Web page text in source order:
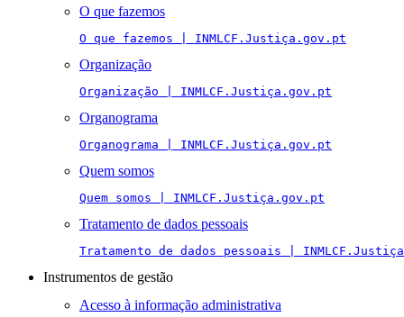
O que fazemos
O que fazemos | INMLCF.Justiça.gov.pt
Organização
Organização | INMLCF.Justiça.gov.pt
Organograma
Organograma | INMLCF.Justiça.gov.pt
Quem somos
Quem somos | INMLCF.Justiça.gov.pt
Tratamento de dados pessoais
Tratamento de dados pessoais |
Instrumentos de gestão
Acesso à informação administrativa